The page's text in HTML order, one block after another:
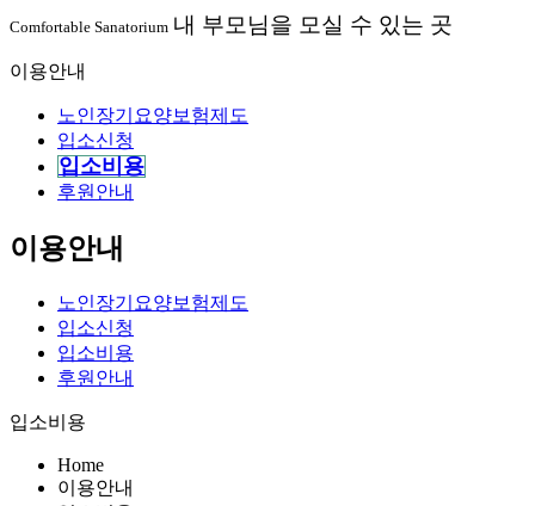
Comfortable Sanatorium 내 부모님을 모실 수 있는 곳
이용안내
노인장기요양보험제도
입소신청
입소비용
후원안내
이용안내
노인장기요양보험제도
입소신청
입소비용
후원안내
입소비용
Home
이용안내